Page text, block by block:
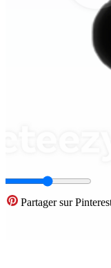
Partager sur